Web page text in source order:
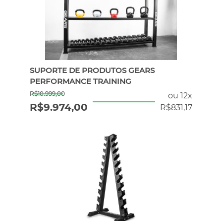
SUPORTE DE PRODUTOS GEARS
PERFORMANCE TRAINING
ou 12x
R$831,17
R$10.999,00
R$9.974,00